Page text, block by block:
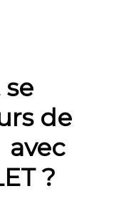
de
avec
?